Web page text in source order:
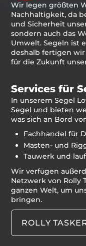
Wir legen größten
Nachhaltigkeit, da
und Sicherheit
sondern auch das
Umwelt. Segeln ist
deshalb fertigen
für die Zukunft
Services für
In unserem Segel
Segel und bieten
was sich an Bord
Fachhandel für
Masten- und
Tauwerk und
Wir verfügen
Netzwerk von Rolly
ganzen Welt, um
bringen.
ROLLY